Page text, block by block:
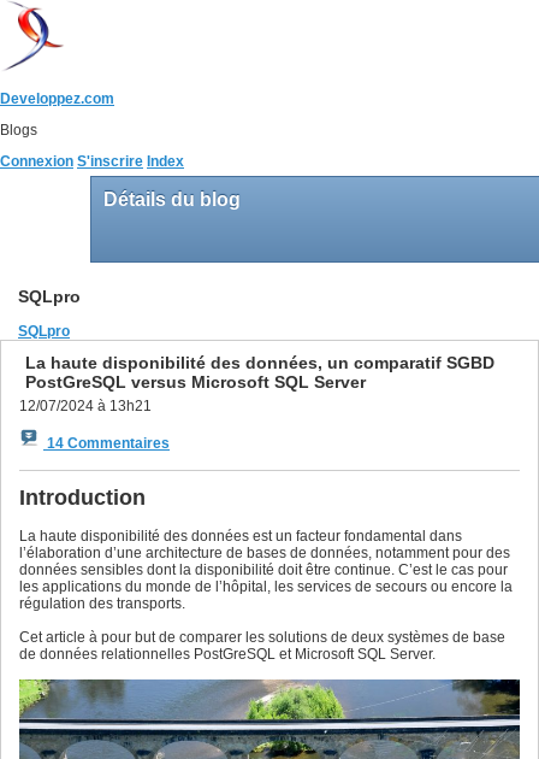
Developpez.com
Blogs
Connexion S'inscrire Index
Détails du blog
SQLpro
SQLpro
La haute disponibilité des données, un comparatif SGBD
PostGreSQL versus Microsoft SQL Server
12/07/2024 à 13h21
14 Commentaires
Introduction
La haute disponibilité des données est un facteur fondamental dans
l’élaboration d’une architecture de bases de données, notamment pour des
données sensibles dont la disponibilité doit être continue. C’est le cas pour
les applications du monde de l’hôpital, les services de secours ou encore la
régulation des transports.
Cet article à pour but de comparer les solutions de deux systèmes de base
de données relationnelles PostGreSQL et Microsoft SQL Server.